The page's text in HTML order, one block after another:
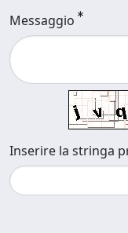
Messaggio
Inserire la stringa